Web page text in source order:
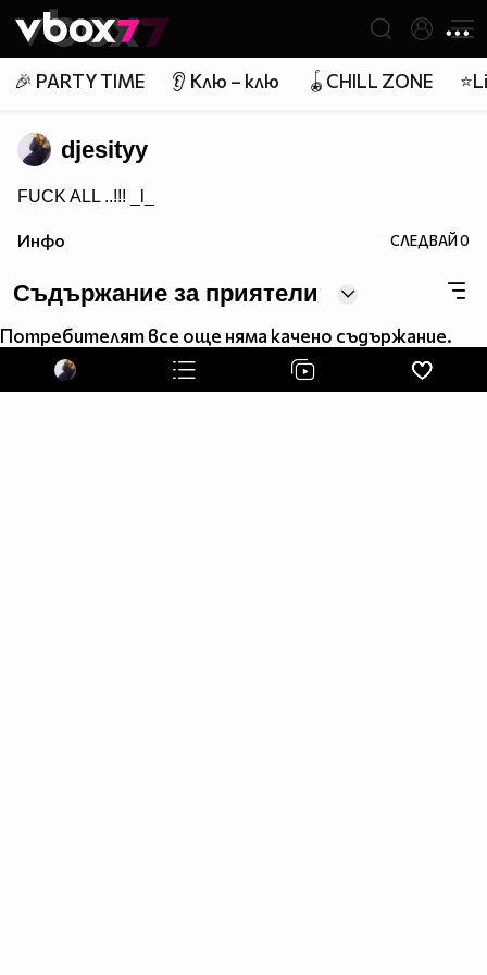
👾
🎉 PARTY TIME 👂 Клю – клю 🪀CHILL ZONE
djesityy
FUCK ALL ..!!! _l_
Инфо СЛЕДВАЙ0
Съдържание за приятели
Потребителят все още няма качено съдържание.